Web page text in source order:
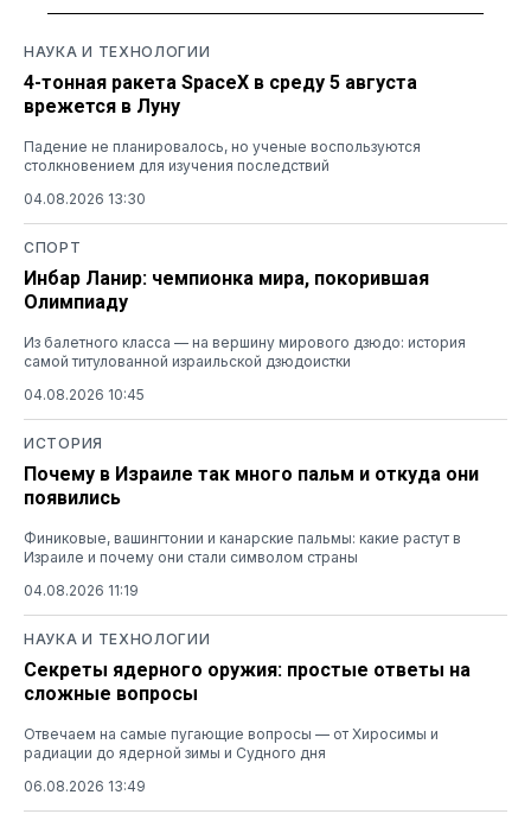
НАУКА И ТЕХНОЛОГИИ
4-тонная ракета SpaceX в среду 5 августа
врежется в Луну
Падение не планировалось, но ученые воспользуются
столкновением для изучения последствий
04.08.2026 13:30
СПОРТ
Инбар Ланир: чемпионка мира, покорившая
Олимпиаду
Из балетного класса — на вершину мирового дзюдо: история
самой титулованной израильской дзюдоистки
04.08.2026 10:45
ИСТОРИЯ
Почему в Израиле так много пальм и откуда они
появились
Финиковые, вашингтонии и канарские пальмы: какие растут в
Израиле и почему они стали символом страны
04.08.2026 11:19
НАУКА И ТЕХНОЛОГИИ
Секреты ядерного оружия: простые ответы на
сложные вопросы
Отвечаем на самые пугающие вопросы — от Хиросимы и
радиации до ядерной зимы и Судного дня
06.08.2026 13:49